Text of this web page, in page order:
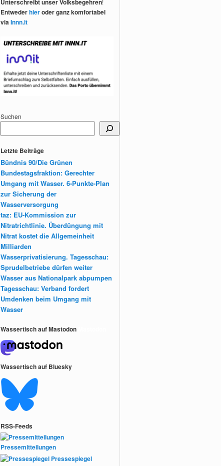
Unterschreibt unser Volksbegehren!
Entwederhieroder ganz komfortabel
viaInnn.it
Suchen
Letzte Beiträge
Bündnis 90/Die Grünen
Bundestagsfraktion: Gerechter
Umgang mit Wasser. 6-Punkte-Plan
zur Sicherung der
Wasserversorgung
taz: EU-Kommission zur
Nitratrichtlinie. Überdüngung mit
Nitrat kostet die Allgemeinheit
Milliarden
Wasserprivatisierung. Tagesschau:
Sprudelbetriebe dürfen weiter
Wasser aus Nationalpark abpumpen
Tagesschau: Verband fordert
Umdenken beim Umgang mit
Wasser
Wassertisch auf Mastodon
Wassertisch auf Bluesky
RSS-Feeds
Pressemitteilungen
Pressespiegel